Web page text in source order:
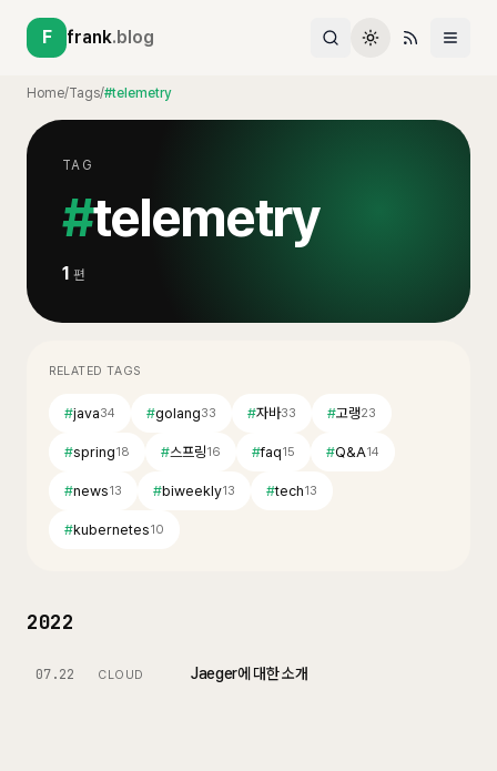
F frank.blog
Home/Tags/#telemetry
TAG
#telemetry
1 편
RELATED TAGS
#java34 #golang33 #자바33 #고랭23
#spring18 #스프링16 #faq15 #Q&A14
#news13 #biweekly13 #tech13
#kubernetes10
2022
07.22 CLOUD Jaeger에 대한 소개